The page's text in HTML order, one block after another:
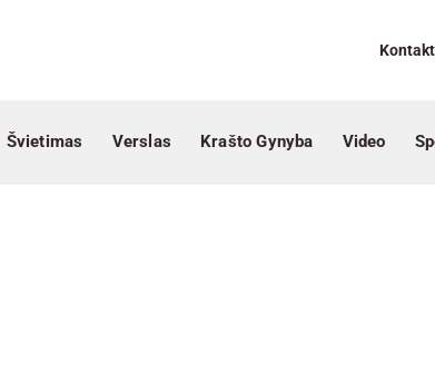
Švietimas Verslas Krašto Gynyba Video